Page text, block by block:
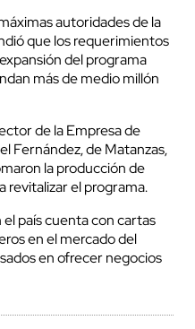
autoridades de la
que los requerimientos
del programa
más de medio millón
de la Empresa de
Fernández, de Matanzas,
la producción de
revitalizar el programa.
país cuenta con cartas
en el mercado del
en ofrecer negocios